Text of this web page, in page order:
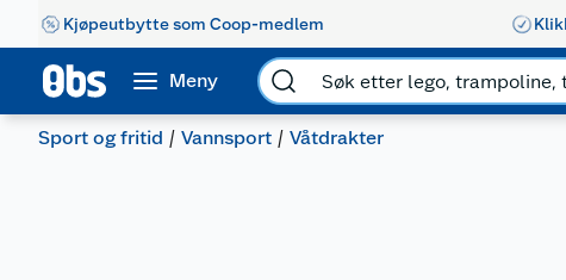
Kjøpeutbytte som Coop-medlem
Meny
Sport og fritid Vannsport Våtdrakter